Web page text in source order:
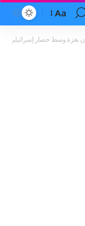
Font
Resizer
Aa
بغزة وسط حصار إسرائيلي